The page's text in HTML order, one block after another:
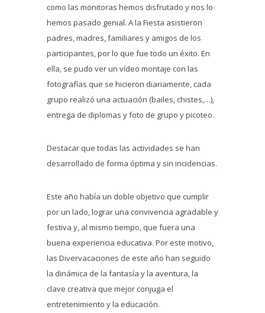
como las monitoras hemos disfrutado y nos lo
hemos pasado genial. A la Fiesta asistieron
padres, madres, familiares y amigos de los
participantes, por lo que fue todo un éxito. En
ella, se pudo ver un vídeo montaje con las
fotografías que se hicieron diariamente, cada
grupo realizó una actuación (bailes, chistes,…),
entrega de diplomas y foto de grupo y picoteo.
Destacar que todas las actividades se han
desarrollado de forma óptima y sin incidencias.
Este año había un doble objetivo que cumplir
por un lado, lograr una convivencia agradable y
festiva y, al mismo tiempo, que fuera una
buena experiencia educativa. Por este motivo,
las Divervacaciones de este año han seguido
la dinámica de la fantasía y la aventura, la
clave creativa que mejor conjuga el
entretenimiento y la educación.